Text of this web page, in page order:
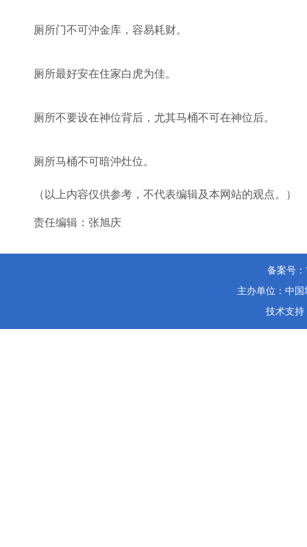
厕所门不可沖金库，容易耗财。
厕所最好安在住家白虎为佳。
厕所不要设在神位背后，尤其马桶不可在神位后。
厕所马桶不可暗沖灶位。
（以上内容仅供参考，不代表编辑及本网站的观点。）
责任编辑：张旭庆
备案号：
主办单位：中
技术支持